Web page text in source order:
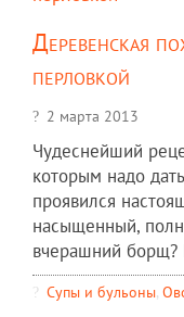
Деревенская
перловкой
2 марта 2013
Чудеснейший
которым надо
проявился
насыщенный,
вчерашний борщ?
Супы и бульоны,